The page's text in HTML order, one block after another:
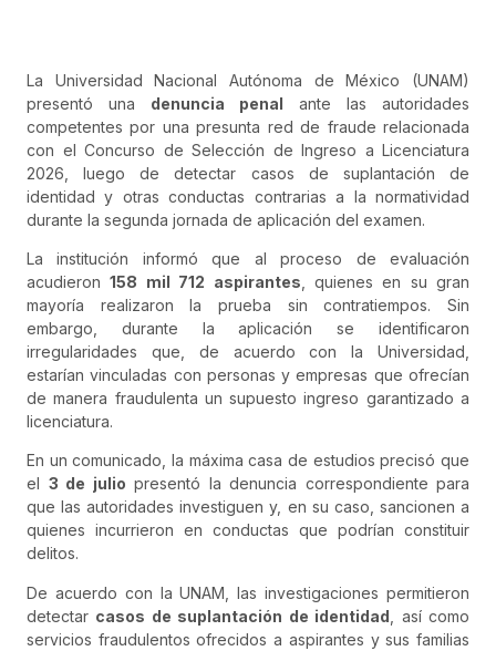
La Universidad Nacional Autónoma de México (UNAM)
presentó una denuncia penal ante las autoridades
competentes por una presunta red de fraude relacionada
con el Concurso de Selección de Ingreso a Licenciatura
2026, luego de detectar casos de suplantación de
identidad y otras conductas contrarias a la normatividad
durante la segunda jornada de aplicación del examen.
La institución informó que al proceso de evaluación
acudieron158 mil 712 aspirantes , quienes en su gran
mayoría realizaron la prueba sin contratiempos. Sin
embargo, durante la aplicación se identificaron
irregularidades que, de acuerdo con la Universidad,
estarían vinculadas con personas y empresas que ofrecían
de manera fraudulenta un supuesto ingreso garantizado a
licenciatura.
En un comunicado, la máxima casa de estudios precisó que
el 3 de julio presentó la denuncia correspondiente para
que las autoridades investiguen y, en su caso, sancionen a
quienes incurrieron en conductas que podrían constituir
delitos.
De acuerdo con la UNAM, las investigaciones permitieron
detectar casos de suplantación de identidad , así como
servicios fraudulentos ofrecidos a aspirantes y sus familias